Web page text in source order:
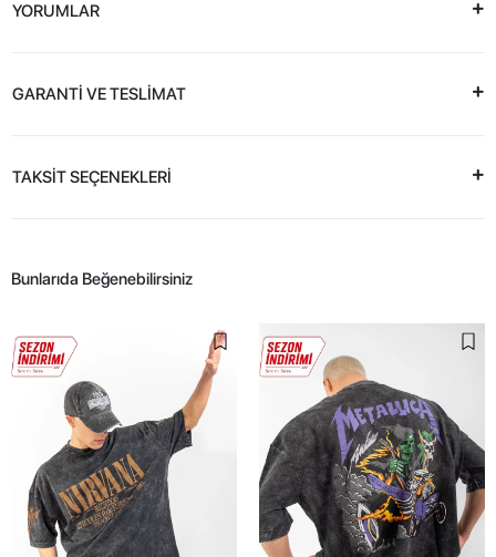
YORUMLAR
GARANTİ VE TESLİMAT
TAKSİT SEÇENEKLERİ
Bunlarıda Beğenebilirsiniz